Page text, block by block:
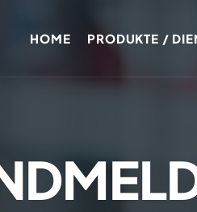
HOME PRODUKTE /